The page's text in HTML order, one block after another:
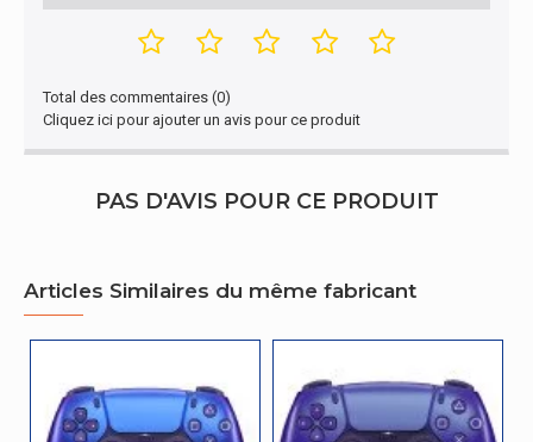
Conditions environnementales
d'opération
5 - 35 °C
Emballage
Autres caractéristiques
Manette DualSense White V2
Connectivité
Total des commentaires (0)
Cliquez ici pour ajouter un avis pour ce produit
PAS D'AVIS POUR CE PRODUIT
Articles Similaires du même fabricant